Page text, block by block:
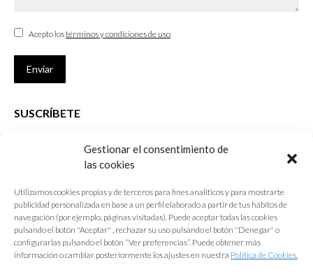
Gestionar el consentimiento de
las cookies
Utilizamos cookies propias y de terceros para fines analíticos y para mostrarte
publicidad personalizada en base a un perfil elaborado a partir de tus hábitos de
navegación (por ejemplo, páginas visitadas). Puede aceptar todas las cookies
pulsando el botón "Aceptar" , rechazar su uso pulsando el botón "Denegar" o
configurarlas pulsando el botón “Ver preferencias”. Puede obtener más
información o cambiar posteriormente los ajustes en nuestra Política de Cookies.
Acepto lostérminos y condiciones de uso
Enviar
SUSCRÍBETE
que desarrolla el Colegio de Arquitectos de Cádiz
E-mail *
Acepto lostérminos y condiciones de uso